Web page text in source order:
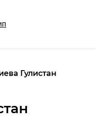
Гулистан